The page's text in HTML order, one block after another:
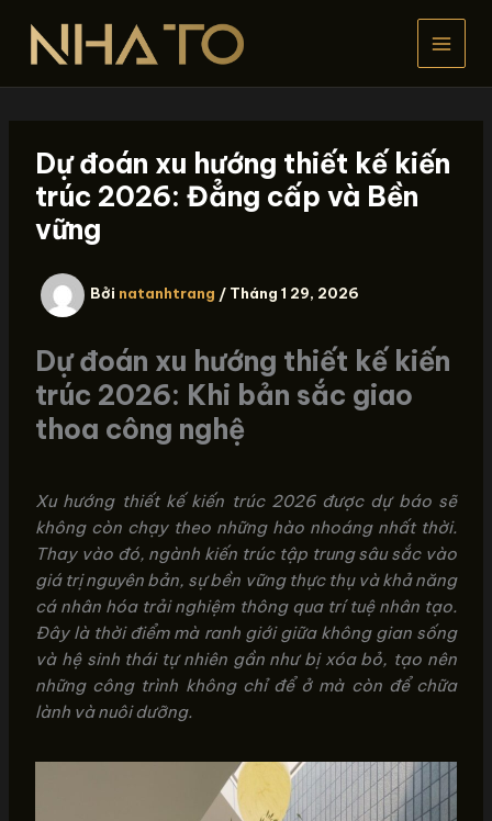
dung
Dự đoán xu hướng thiết kế kiến
trúc 2026: Đẳng cấp và Bền
vững
Bởi natanhtrang / Tháng 1 29, 2026
Dự đoán xu hướng thiết kế kiến
trúc 2026: Khi bản sắc giao
thoa công nghệ
Xu hướng thiết kế kiến trúc 2026 được dự báo sẽ
không còn chạy theo những hào nhoáng nhất thời.
Thay vào đó, ngành kiến trúc tập trung sâu sắc vào
giá trị nguyên bản, sự bền vững thực thụ và khả năng
cá nhân hóa trải nghiệm thông qua trí tuệ nhân tạo.
Đây là thời điểm mà ranh giới giữa không gian sống
và hệ sinh thái tự nhiên gần như bị xóa bỏ, tạo nên
những công trình không chỉ để ở mà còn để chữa
lành và nuôi dưỡng.